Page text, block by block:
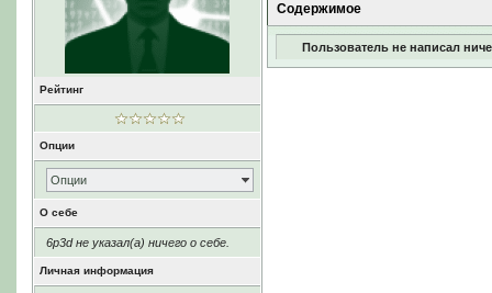
Рейтинг
Опции
Опции
О себе
6p3d не указал(а) ничего о себе.
Личная информация
Содержимое
Пользователь не написал